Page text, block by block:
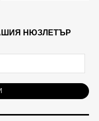
НЮЗЛЕТЪР